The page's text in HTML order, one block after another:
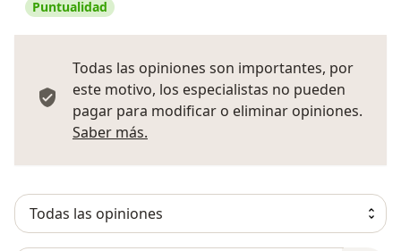
Puntualidad
Todas las opiniones son importantes, por
este motivo, los especialistas no pueden
pagar para modificar o eliminar opiniones.
Saber más.